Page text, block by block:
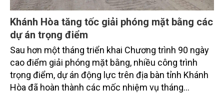
Khánh Hòa tăng tốc giải phóng mặt bằng các
dự án trọng điểm
Sau hơn một tháng triển khai Chương trình 90 ngày
cao điểm giải phóng mặt bằng, nhiều công trình
trọng điểm, dự án động lực trên địa bàn tỉnh Khánh
Hòa đã hoàn thành các mốc nhiệm vụ tháng